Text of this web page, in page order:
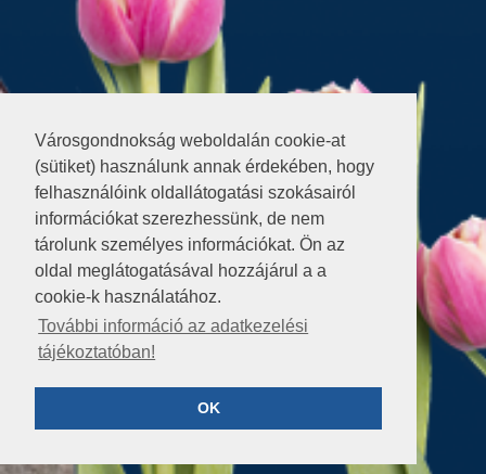
Városgondnokság weboldalán cookie-at
(sütiket) használunk annak érdekében, hogy
felhasználóink oldallátogatási szokásairól
információkat szerezhessünk, de nem
tárolunk személyes információkat. Ön az
oldal meglátogatásával hozzájárul a a
cookie-k használatához.
További információ az adatkezelési
tájékoztatóban!
OK